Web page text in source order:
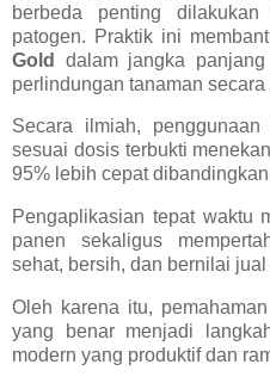
berbeda penting
patogen. Praktik ini
Gold
dalam jangka
perlindungan tanaman
Secara ilmiah, penggunaan
sesuai dosis terbukti
95% lebih cepat
Pengaplikasian tepat waktu
panen sekaligus
sehat, bersih, dan bernilai jual
Oleh karena itu,
yang benar menjadi
modern yang produktif dan